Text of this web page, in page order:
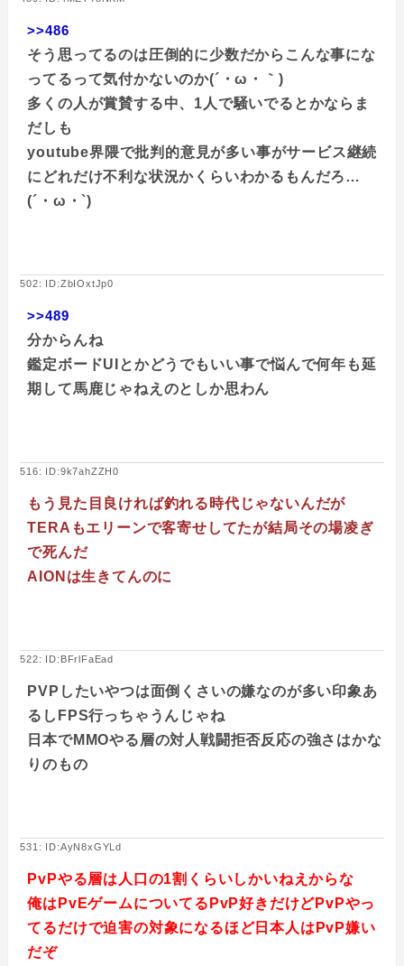
>>486
そう思ってるのは圧倒的に少数だからこんな事にな
ってるって気付かないのか(´・ω・｀)
多くの人が賞賛する中、1人で騒いでるとかならま
だしも
youtube界隈で批判的意見が多い事がサービス継続
にどれだけ不利な状況かくらいわかるもんだろ…
(´・ω・`)
502: ID:ZbIOxtJp0
>>489
分からんね
鑑定ボードUIとかどうでもいい事で悩んで何年も延
期して馬鹿じゃねえのとしか思わん
516: ID:9k7ahZZH0
もう見た目良ければ釣れる時代じゃないんだが
TERAもエリーンで客寄せしてたが結局その場凌ぎ
で死んだ
AIONは生きてんのに
522: ID:BFrlFaEad
PVPしたいやつは面倒くさいの嫌なのが多い印象あ
るしFPS行っちゃうんじゃね
日本でMMOやる層の対人戦闘拒否反応の強さはかな
りのもの
531: ID:AyN8xGYLd
PvPやる層は人口の1割くらいしかいねえからな
俺はPvEゲームについてるPvP好きだけどPvPやっ
てるだけで迫害の対象になるほど日本人はPvP嫌い
だぞ